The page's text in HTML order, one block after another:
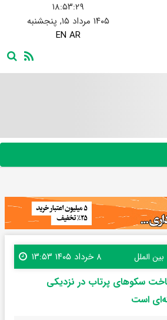
۱۸:۵۳:۳۰
۱۴۰۵ مرداد ۱۵, پنجشنبه
EN AR
بین الملل ۸ خرداد ۱۴۰۵ ۱۳:۵۳
سکوهای پرتاب در نزدیکی
است